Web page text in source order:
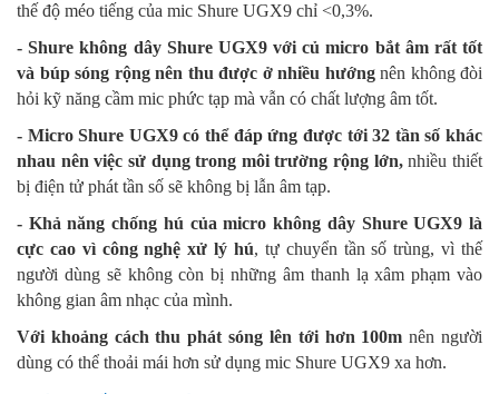
thế độ méo tiếng của mic Shure UGX9 chỉ <0,3%.
- Shure không dây Shure UGX9 với củ micro bắt âm rất tốt
và búp sóng rộng nên thu được ở nhiều hướngnên không đòi
hỏi kỹ năng cầm mic phức tạp mà vẫn có chất lượng âm tốt.
- Micro Shure UGX9 có thể đáp ứng được tới 32 tần số khác
nhau nên việc sử dụng trong môi trường rộng lớn,nhiều thiết
bị điện tử phát tần số sẽ không bị lẫn âm tạp.
- Khả năng chống hú của micro không dây Shure UGX9 là
cực cao vì công nghệ xử lý hú, tự chuyển tần số trùng, vì thế
người dùng sẽ không còn bị những âm thanh lạ xâm phạm vào
không gian âm nhạc của mình.
Với khoảng cách thu phát sóng lên tới hơn 100m nên người
dùng có thể thoải mái hơn sử dụng mic Shure UGX9 xa hơn.